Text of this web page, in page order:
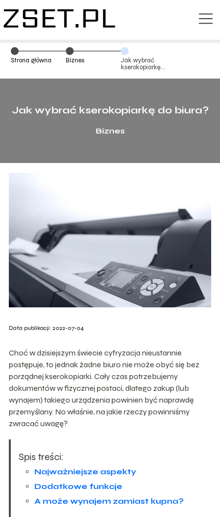
Strona główna Biznes
Jak wybrać
kserokopiarkę
Jak wybrać kserokopiarkę do biura?
Biznes
Data publikacji: 2022-07-04
Choć w dzisiejszym świecie cyfryzacja nieustannie
postępuje, to jednak żadne biuro nie może obyć się bez
porządnej kserokopiarki. Cały czas potrzebujemy
dokumentów w fizycznej postaci, dlatego zakup (lub
wynajem) takiego urządzenia powinien być naprawdę
przemyślany. No właśnie, na jakie rzeczy powinniśmy
zwracać uwagę?
Spis treści:
Najważniejsze aspekty
Dodatkowe funkcje
A może wynajem zamiast kupna?